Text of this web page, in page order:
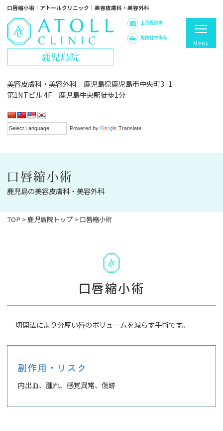
口唇縮小術｜アトールクリニック｜美容皮膚科・美容外科
Powered by Translate
土日祝診療
提携駐車場有
美容皮膚科・美容外科 鹿児島県鹿児島市中央町3−1
第1NTビル 4F 鹿児島中央駅徒歩1分
口唇縮小術
鹿児島の美容皮膚科・美容外科
TOP > 鹿児島院トップ > 口唇縮小術
口唇縮小術
切開法により分厚い唇のボリュームを減らす手術です。
副作用・リスク
内出血、腫れ、感覚異常、傷跡